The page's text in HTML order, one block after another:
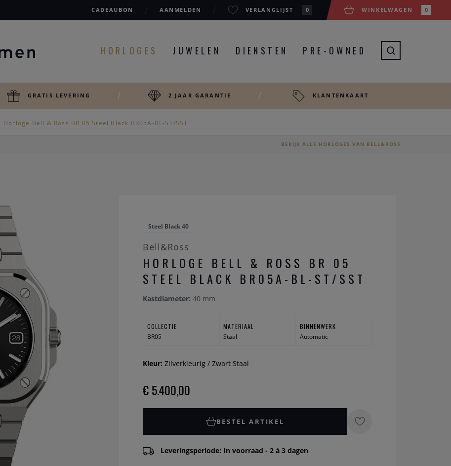
CADEAUBON AANMELDEN VERLANGLIJST 0 WINKELWAGEN 0
HORLOGES JUWELEN DIENSTEN PRE-OWNED
GRATIS LEVERING 2 JAAR GARANTIE KLANTENKAART
Horloge Bell & Ross BR 05 Steel Black BR05A-BL-ST/SST
BEKIJK ALLE HORLOGES VAN BELL&ROSS
Steel Black 40
Bell&Ross
HORLOGE BELL & ROSS BR 05
STEEL BLACK BR05A-BL-ST/SST
Kastdiameter: 40 mm
COLLECTIE
BR05
MATERIAAL
Staal
BINNENWERK
Automatic
Kleur: Zilverkleurig / Zwart Staal
€ 5.400,00
BESTEL ARTIKEL
Leveringsperiode: In voorraad - 2 à 3 dagen